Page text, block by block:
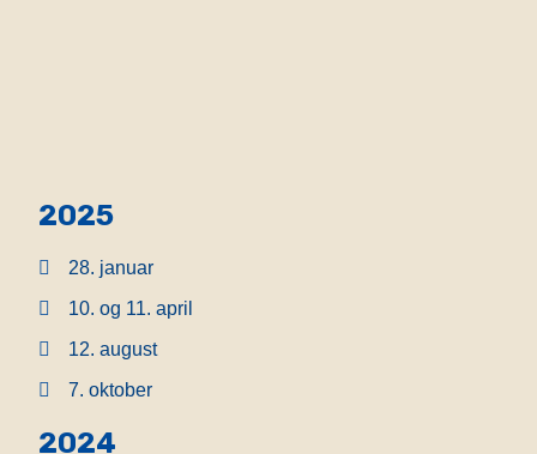
2025
28. januar
10. og 11. april
12. august
7. oktober
2024